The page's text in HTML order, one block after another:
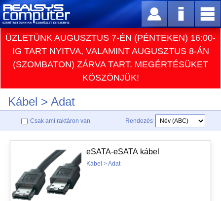
ÜZLETÜNK AUGUSZTUS 7-ÉN (PÉNTEKEN) 16:00-
IG TART NYITVA, VALAMINT AUGUSZTUS 8-ÁN
(SZOMBATON) ZÁRVA TART. MEGÉRTÉSÜKET
KÖSZÖNJÜK!
Kábel > Adat
Csak ami raktáron van Rendezés
eSATA-eSATA kábel
Kábel > Adat